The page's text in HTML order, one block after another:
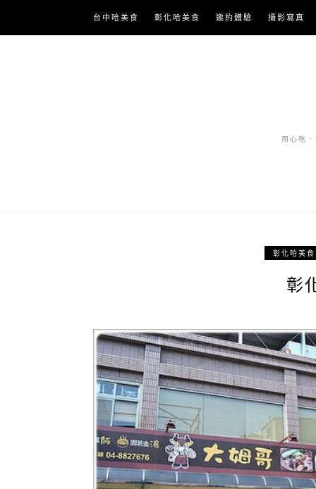
content
台中哈美食 彰化哈美食 邀約體驗 攝影寫真
用心吃
彰化哈美食
彰